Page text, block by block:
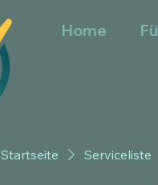
Home
Startseite Serviceliste